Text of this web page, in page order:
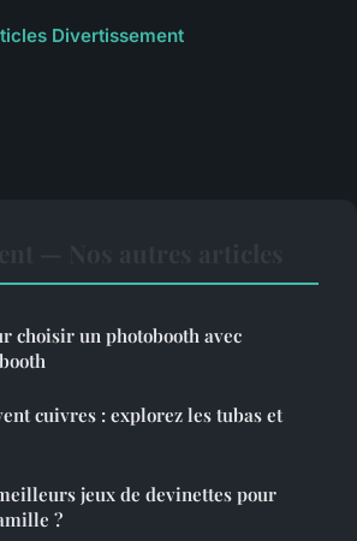
Divertissement
choisir un photobooth avec
cuivres : explorez les tubas et
jeux de devinettes pour
?